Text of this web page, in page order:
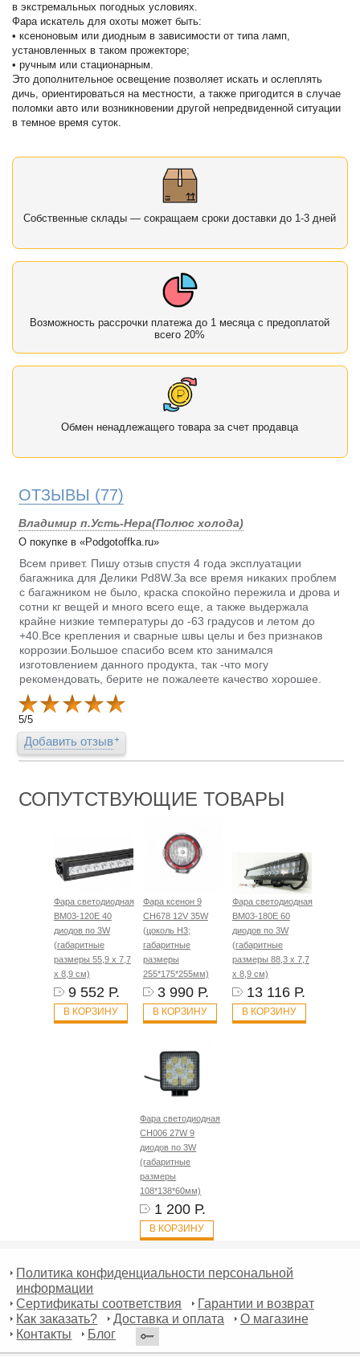
в экстремальных погодных условиях.
Фара искатель для охоты может быть:
• ксеноновым или диодным в зависимости от типа ламп,
установленных в таком прожекторе;
• ручным или стационарным.
Это дополнительное освещение позволяет искать и ослеплять
дичь, ориентироваться на местности, а также пригодится в случае
поломки авто или возникновении другой непредвиденной ситуации
в темное время суток.
Собственные склады — сокращаем сроки доставки до 1-3 дней
Возможность рассрочки платежа до 1 месяца с предоплатой
всего 20%
Обмен ненадлежащего товара за счет продавца
ОТЗЫВЫ (77)
Владимир п.Усть-Нера(Полюс холода)
О покупке в «Podgotoffka.ru»
Всем привет. Пишу отзыв спустя 4 года эксплуатации
багажника для Делики Pd8W.За все время никаких проблем
с багажником не было, краска спокойно пережила и дрова и
сотни кг вещей и много всего еще, а также выдержала
крайне низкие температуры до -63 градусов и летом до
+40.Все крепления и сварные швы целы и без признаков
коррозии.Большое спасибо всем кто занимался
изготовлением данного продукта, так -что могу
рекомендовать, берите не пожалеете качество хорошее.
5/5
Добавить отзыв
СОПУТСТВУЮЩИЕ ТОВАРЫ
Фара светодиодная
BM03-120E 40
диодов по 3W
(габаритные
размеры 55,9 х 7,7
х 8,9 см)
9 552 Р.
В КОРЗИНУ
Фара ксенон 9
CH678 12V 35W
(цоколь H3;
габаритные
размеры
255*175*255мм)
3 990 Р.
В КОРЗИНУ
Фара светодиодная
BM03-180E 60
диодов по 3W
(габаритные
размеры 88,3 х 7,7
х 8,9 см)
13 116 Р.
В КОРЗИНУ
Фара светодиодная
CH006 27W 9
диодов по 3W
(габаритные
размеры
108*138*60мм)
1 200 Р.
В КОРЗИНУ
Политика конфиденциальности персональной
информации
Сертификаты соответствия
Гарантии и возврат
Как заказать?
Доставка и оплата
О магазине
Контакты
Блог